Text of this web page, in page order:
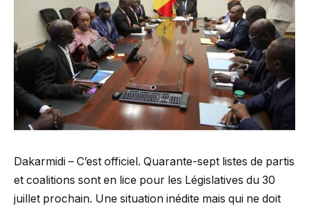
Dakarmidi – C’est officiel. Quarante-sept listes de partis
et coalitions sont en lice pour les Législatives du 30
juillet prochain. Une situation inédite mais qui ne doit